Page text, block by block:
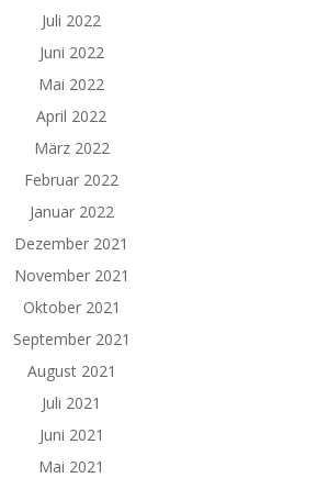
Juli 2022
Juni 2022
Mai 2022
April 2022
März 2022
Februar 2022
Januar 2022
Dezember 2021
November 2021
Oktober 2021
September 2021
August 2021
Juli 2021
Juni 2021
Mai 2021